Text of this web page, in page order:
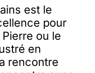
est le
pour
Pierre ou le
en
rencontre